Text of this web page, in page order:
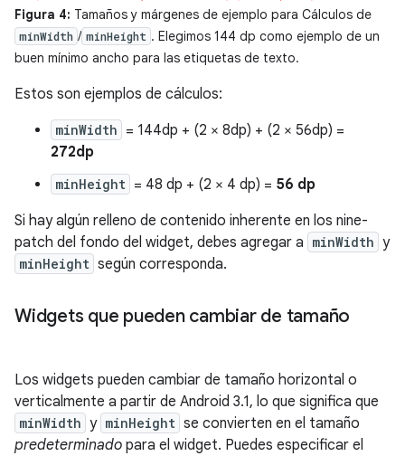
Figura 4: Tamaños y márgenes de ejemplo para Cálculos de
minWidth / minHeight . Elegimos 144 dp como ejemplo de un
buen mínimo ancho para las etiquetas de texto.
Estos son ejemplos de cálculos:
minWidth = 144dp + (2 × 8dp) + (2 × 56dp) =
272dp
minHeight = 48 dp + (2 × 4 dp) = 56 dp
Si hay algún relleno de contenido inherente en los nine-
patch del fondo del widget, debes agregar a minWidth y
minHeight según corresponda.
Widgets que pueden cambiar de tamaño
Los widgets pueden cambiar de tamaño horizontal o
verticalmente a partir de Android 3.1, lo que significa que
minWidth y minHeight se convierten en el tamaño
predeterminado para el widget. Puedes especificar el